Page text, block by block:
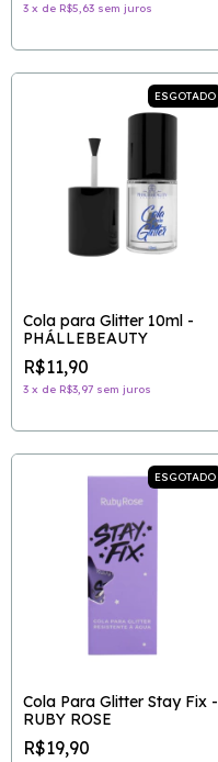
3 x de R$5,63 sem juros
ESGOTADO
Cola para Glitter 10ml -
PHÁLLEBEAUTY
R$11,90
3 x de R$3,97 sem juros
ESGOTADO
Cola Para Glitter Stay Fix -
RUBY ROSE
R$19,90